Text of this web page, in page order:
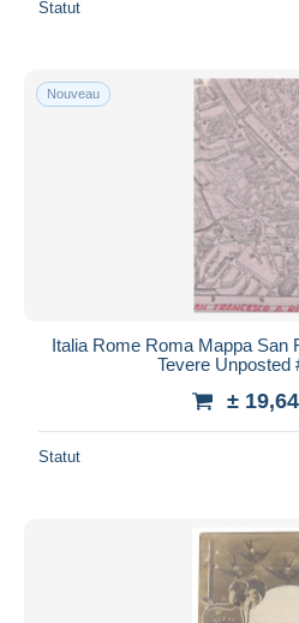
Statut
Nouveau
Italia Rome Roma Mappa San
Tevere Unposted
±
Statut